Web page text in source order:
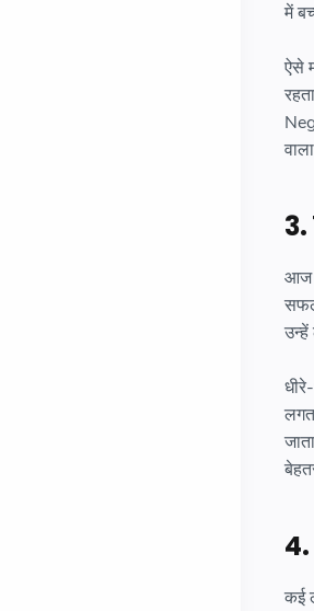
में
ऐसे
आज
कई